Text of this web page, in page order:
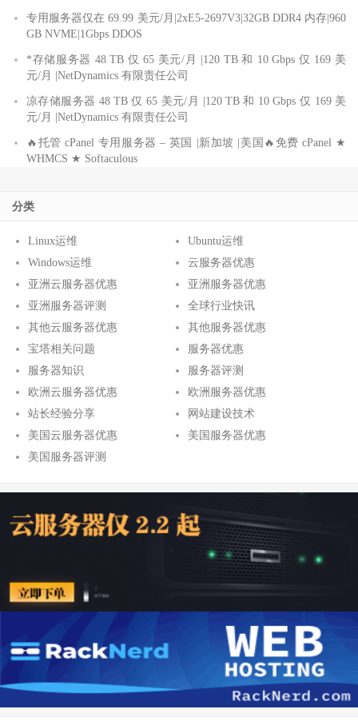
专用服务器仅在 69.99 美元/月|2xE5-2697V3|32GB DDR4 内存|960
GB NVME|1Gbps DDOS
*存储服务器 48 TB 仅 65 美元/月 |120 TB 和 10 Gbps 仅 169 美
元/月 |NetDynamics 有限责任公司
凉存储服务器 48 TB 仅 65 美元/月 |120 TB 和 10 Gbps 仅 169 美
元/月 |NetDynamics 有限责任公司
🔥托管 cPanel 专用服务器 – 英国 |新加坡 |美国🔥免费 cPanel ★
WHMCS ★ Softaculous
分类
Linux运维
Ubuntu运维
Windows运维
云服务器优惠
亚洲云服务器优惠
亚洲服务器优惠
亚洲服务器评测
全球行业快讯
其他云服务器优惠
其他服务器优惠
宝塔相关问题
服务器优惠
服务器知识
服务器评测
欧洲云服务器优惠
欧洲服务器优惠
站长经验分享
网站建设技术
美国云服务器优惠
美国服务器优惠
美国服务器评测